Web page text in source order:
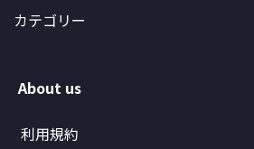
カテゴリー
About us
利用規約